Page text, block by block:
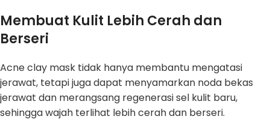
Membuat Kulit Lebih Cerah dan
Berseri
Acne clay mask tidak hanya membantu mengatasi
jerawat, tetapi juga dapat menyamarkan noda bekas
jerawat dan merangsang regenerasi sel kulit baru,
sehingga wajah terlihat lebih cerah dan berseri.